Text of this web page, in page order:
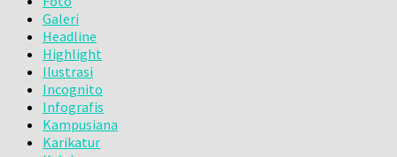
Galeri
Headline
Highlight
Ilustrasi
Incognito
Infografis
Kampusiana
Karikatur